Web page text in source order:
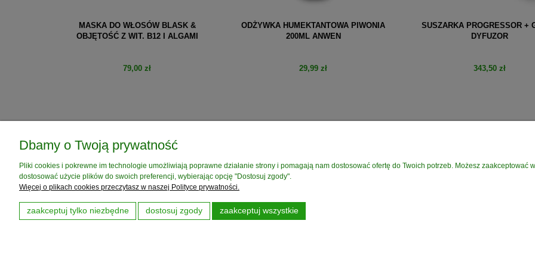
MASKA DO WŁOSÓW BLASK &
OBJĘTOŚĆ Z WIT. B12 I ALGAMI
79,00 zł
do koszyka
ODŻYWKA HUMEKTANTOWA PIWONIA
200ML ANWEN
29,99 zł
SUSZARKA PROGRESSOR +
DYFUZOR
343,50 zł
POMOC
Zwroty i reklamacje
Kontakt
FAQ
Twoje zamówienia
Ustawienia konta
Dbamy o Twoją prywatność
Pliki cookies i pokrewne im technologie umożliwiają poprawne działanie strony i pomagają nam dostosować ofertę do Twoich potrzeb. Możesz
dostosować użycie plików do swoich preferencji, wybierając opcję "Dostosuj zgody".
Więcej o plikach cookies przeczytasz w naszej Polityce prywatności.
zaakceptuj tylko niezbędne dostosuj zgody zaakceptuj wszystkie